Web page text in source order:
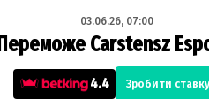
03.06.26, 07:00
Переможе Carstensz
4.4 Зробити ставку